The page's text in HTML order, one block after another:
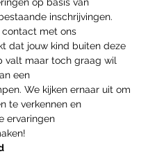
inschrijvingen.
met ons
dat jouw kind buiten deze
valt maar toch graag wil
een
We kijken ernaar uit om
te verkennen en
ervaringen